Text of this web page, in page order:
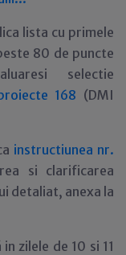
lista cu primele
80 de puncte
selectie
168 (DMI
instructiunea nr.
si clarificarea
detaliat, anexa la
zilele de 10 si 11